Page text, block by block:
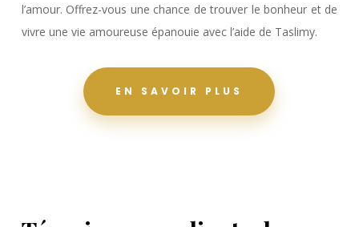
l’amour. Offrez-vous une chance de trouver le bonheur et de
vivre une vie amoureuse épanouie avec l’aide de Taslimy.
EN SAVOIR PLUS